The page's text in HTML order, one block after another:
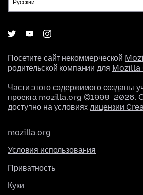
Посетите сайт некоммерческой
родительской компании для Mozilla
Части этого содержимого созданы
проекта mozilla.org ©1998–2026.
доступно на условиях лицензии
mozilla.org
Условия использования
Приватность
Куки